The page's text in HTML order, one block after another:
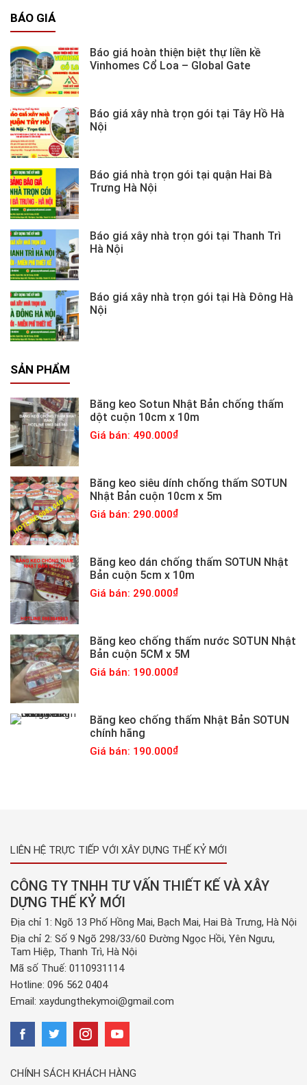
BÁO GIÁ
Báo giá hoàn thiện biệt thự liền kề
Vinhomes Cổ Loa – Global Gate
Báo giá xây nhà trọn gói tại Tây Hồ Hà
Nội
Báo giá nhà trọn gói tại quận Hai Bà
Trưng Hà Nội
Báo giá xây nhà trọn gói tại Thanh Trì
Hà Nội
Báo giá xây nhà trọn gói tại Hà Đông Hà
Nội
SẢN PHẨM
Băng keo Sotun Nhật Bản chống thấm
dột cuộn 10cm x 10m
Giá bán: 490.000
Băng keo siêu dính chống thấm SOTUN
Nhật Bản cuộn 10cm x 5m
Giá bán: 290.000
Băng keo dán chống thấm SOTUN Nhật
Bản cuộn 5cm x 10m
Giá bán: 290.000
Băng keo chống thấm nước SOTUN Nhật
Bản cuộn 5CM x 5M
Giá bán: 190.000
Băng keo chống thấm Nhật Bản SOTUN
chính hãng
Giá bán: 190.000
LIÊN HỆ TRỰC TIẾP VỚI XÂY DỰNG THẾ KỶ MỚI
CÔNG TY TNHH TƯ VẤN THIẾT KẾ VÀ XÂY
DỰNG THẾ KỶ MỚI
Địa chỉ 1: Ngõ 13 Phố Hồng Mai, Bạch Mai, Hai Bà Trưng, Hà Nội
Địa chỉ 2: Số 9 Ngõ 298/33/60 Đường Ngọc Hồi, Yên Ngưu,
Tam Hiệp, Thanh Trì, Hà Nội
Mã số Thuế: 0110931114
Hotline: 096 562 0404
Email: xaydungthekymoi@gmail.com
CHÍNH SÁCH KHÁCH HÀNG